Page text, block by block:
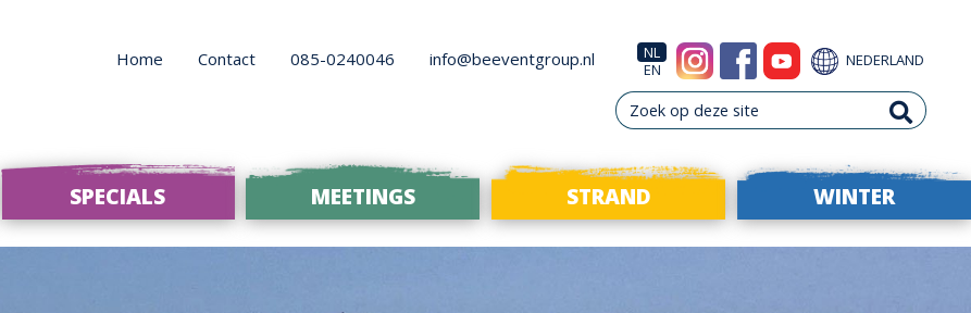
NEDERLAND
NL
EN
info@beeventgroup.nl
085-0240046
Contact
Home
SPECIALS MEETINGS STRAND WINTER